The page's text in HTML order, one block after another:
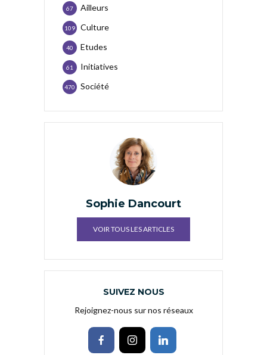
Ailleurs
67
Culture
109
Etudes
40
Initiatives
61
Société
470
Sophie Dancourt
VOIR TOUS LES ARTICLES
SUIVEZ NOUS
Rejoignez-nous sur nos réseaux